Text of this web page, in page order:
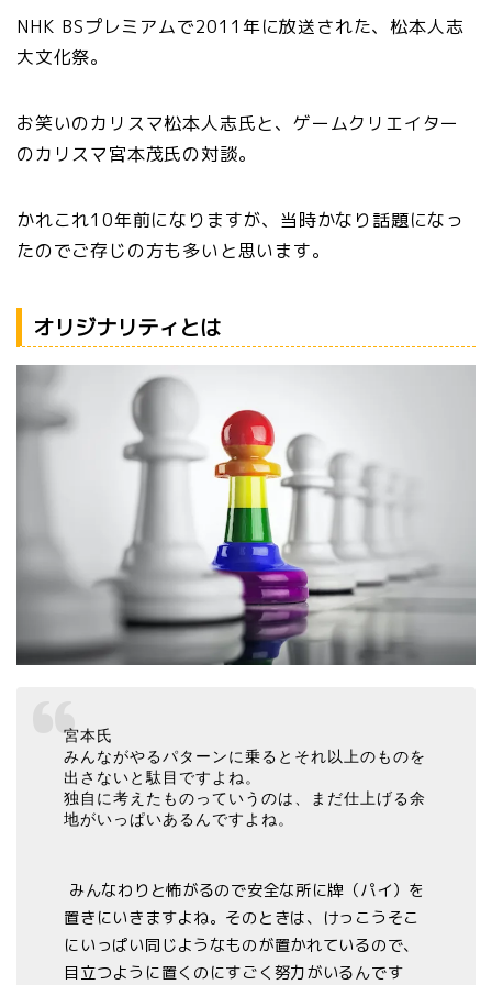
NHK BSプレミアムで2011年に放送された、松本人志
大文化祭。
お笑いのカリスマ松本人志氏と、ゲームクリエイター
のカリスマ宮本茂氏の対談。
かれこれ10年前になりますが、当時かなり話題になっ
たのでご存じの方も多いと思います。
オリジナリティとは
宮本氏
みんながやるパターンに乗るとそれ以上のものを
出さないと駄目ですよね。
独自に考えたものっていうのは、まだ仕上げる余
地がいっぱいあるんですよね。
みんなわりと怖がるので安全な所に牌（パイ）を
置きにいきますよね。そのときは、けっこうそこ
にいっぱい同じようなものが置かれているので、
目立つように置くのにすごく努力がいるんです